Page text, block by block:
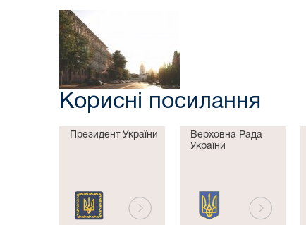
Корисні посилання
Президент України
Верховна Рада
України